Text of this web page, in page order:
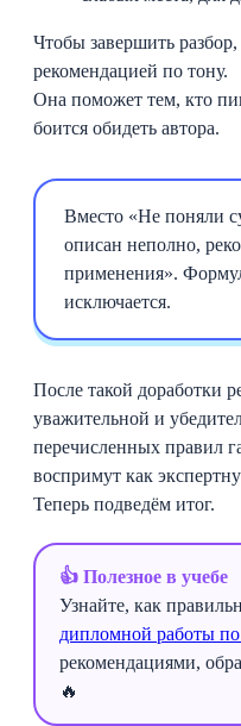
Чтобы завершить
рекомендацией по тону.
Она поможет тем, кто
боится обидеть автора.
Вместо «Не поняли
описан неполно,
применения».
исключается.
После такой доработки
уважительной и
перечисленных правил
воспримут как
Теперь подведём итог.
👍 Полезное в учебе
Узнайте, как
дипломной работы
рекомендациями,
🔥